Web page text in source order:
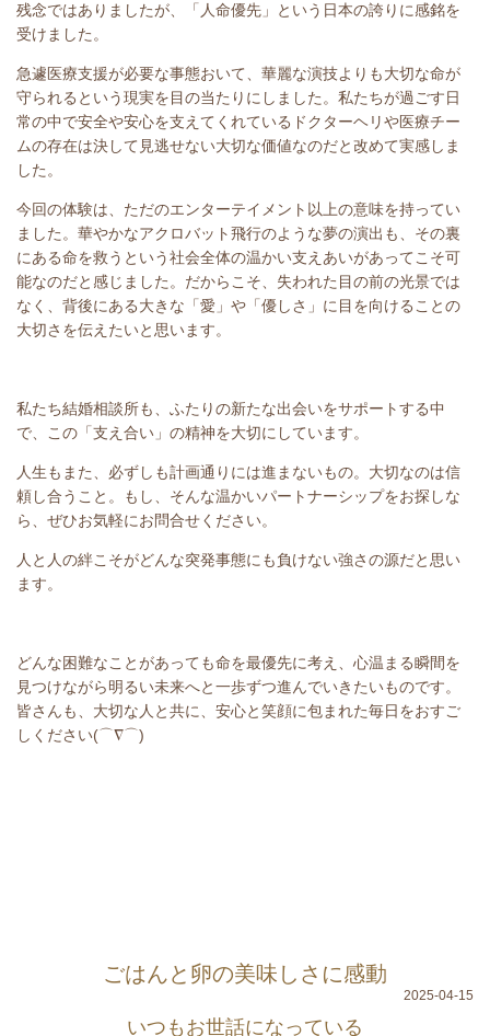
残念ではありましたが、「人命優先」という日本の誇りに感銘を
受けました。
急遽医療支援が必要な事態おいて、華麗な演技よりも大切な命が
守られるという現実を目の当たりにしました。私たちが過ごす日
常の中で安全や安心を支えてくれているドクターヘリや医療チー
ムの存在は決して見逃せない大切な価値なのだと改めて実感しま
した。
今回の体験は、ただのエンターテイメント以上の意味を持ってい
ました。華やかなアクロバット飛行のような夢の演出も、その裏
にある命を救うという社会全体の温かい支えあいがあってこそ可
能なのだと感じました。だからこそ、失われた目の前の光景では
なく、背後にある大きな「愛」や「優しさ」に目を向けることの
大切さを伝えたいと思います。
私たち結婚相談所も、ふたりの新たな出会いをサポートする中
で、この「支え合い」の精神を大切にしています。
人生もまた、必ずしも計画通りには進まないもの。大切なのは信
頼し合うこと。もし、そんな温かいパートナーシップをお探しな
ら、ぜひお気軽にお問合せください。
人と人の絆こそがどんな突発事態にも負けない強さの源だと思い
ます。
どんな困難なことがあっても命を最優先に考え、心温まる瞬間を
見つけながら明るい未来へと一歩ずつ進んでいきたいものです。
皆さんも、大切な人と共に、安心と笑顔に包まれた毎日をおすご
しください(⌒∇⌒)
ごはんと卵の美味しさに感動
2025-04-15
いつもお世話になっている